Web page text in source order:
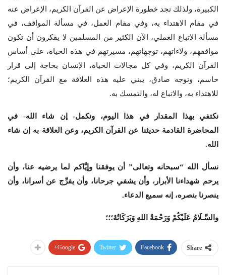
الكبيرة، ولذلك نجد خطورة الإعراض عن القرآن الكريم، الإعراض عنه
في مقام الاهتداء به، وفي مقام العمل، في مسألة المواقف، في
مسألة الاتباع العملي، الآن الكثير من المسلمين لا يفكرون أن تكون
مواقفهم، ولاءاتهم، توجهاتهم، مسيرتهم في هذه الحياة، على أساس
القرآن الكريم، وفي كل مجالات الحياة، الإنسان بحاجة إلى قرار
حاسم، وتوجه صادق، يبني عليه هذه العلاقة مع القرآن الكريم؛
للاهتداء به، والاتباع له، والتمسك به.
نكتفي بهذا المقدار في هذا اليوم، ونكمل- إن شاء الله- في
المحاضرة القادمة حديثنا عن القرآن الكريم، وعن العلاقة به إن شاء
الله.
نسأل الله “سبحانه وتعالى” أن يوفقنا وإيَّاكم لما يرضيه عنا، وأن
يرحم شهداءنا الأبرار، وأن يشفي جرحانا، وأن يفرِّج عن أسرانا، وأن
ينصرنا بنصره، إنه سميع الدعاء.
والسَّـلَامُ عَلَيْكُمْ وَرَحْمَةُ اللهِ وَبَرَكَاتُهُ؛؛؛
Share
Facebook
Twitter
Google+